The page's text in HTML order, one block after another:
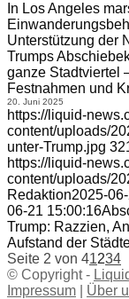
In Los Angeles
Unterstützung der
Trumps
ganze Stadtviertel
Festnahmen und
20. Juni 2025
https://liquid-
content/uploads/
unter-Trump.jpg
https://liquid-
content/uploads/
Redaktion2025-
06-21 15:00:16
Trump: Razzien,
Aufstand der
Seite 2 von 41234
© Copyright -
Impressum
Über